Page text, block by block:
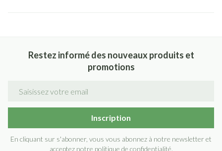
Restez informé des nouveaux produits et
promotions
Inscription
En cliquant sur s'abonner, vous vous abonnez à notre newsletter et
acceptez notre politique de confidentialité.